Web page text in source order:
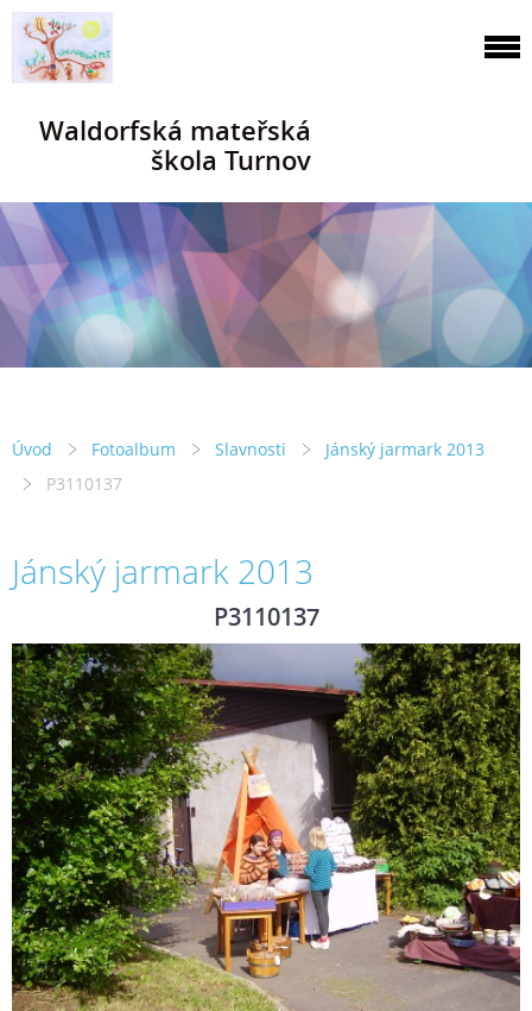
Waldorfská mateřská
škola Turnov
Úvod Fotoalbum Slavnosti
Jánský jarmark 2013
P3110137
Jánský jarmark 2013
P3110137